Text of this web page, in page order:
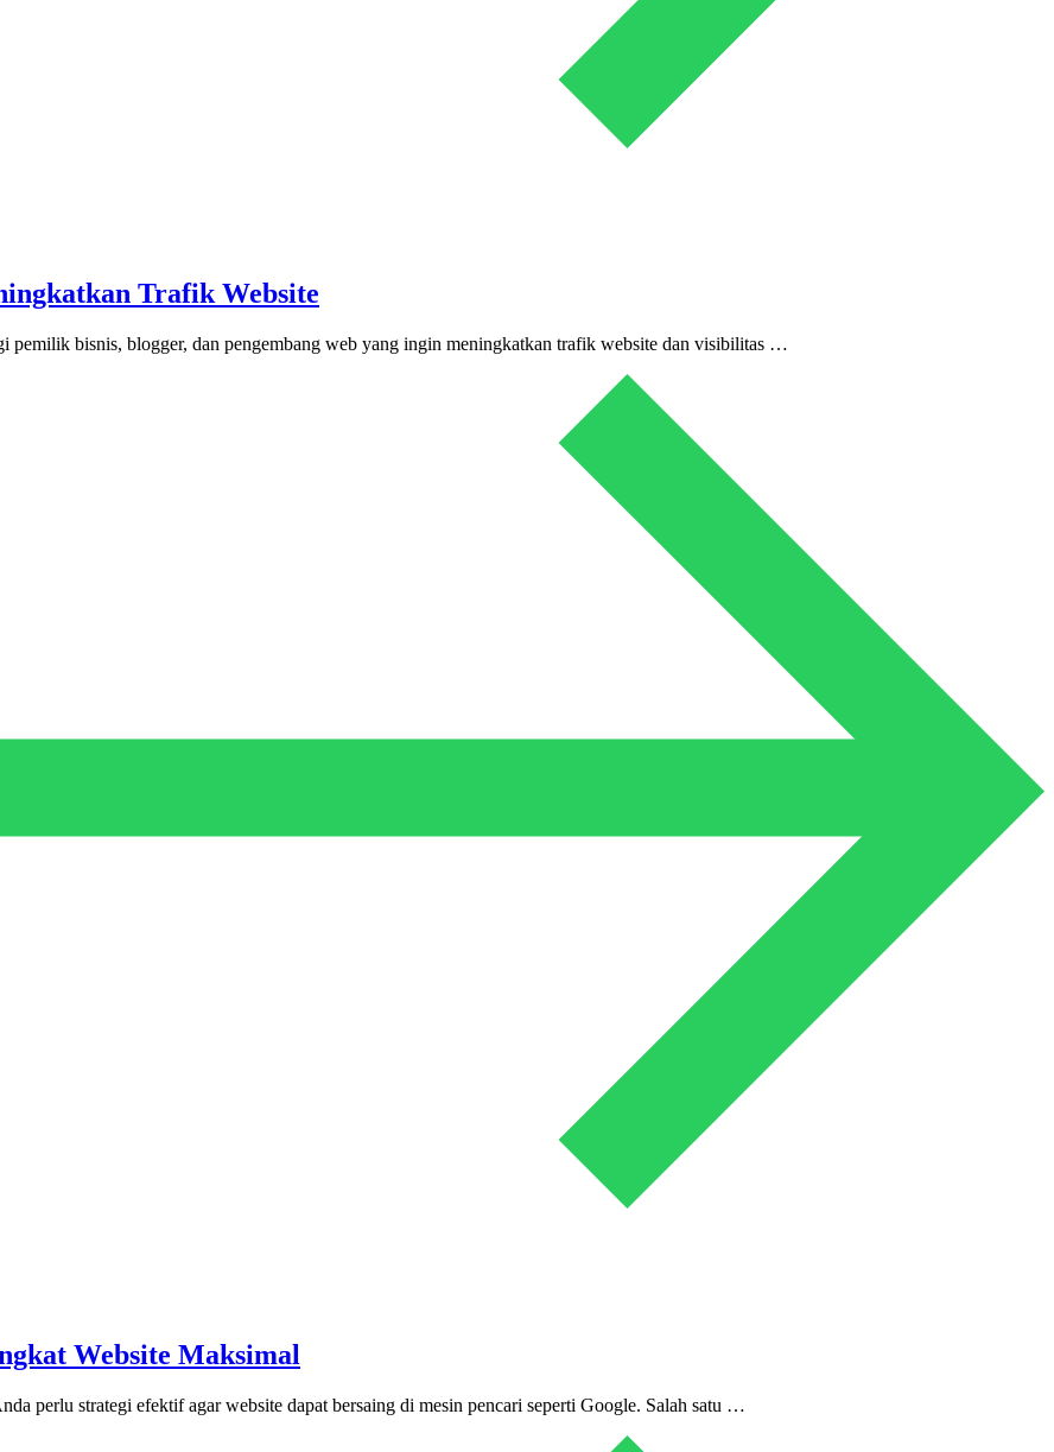
Trafik Website
bisnis, blogger, dan pengembang web yang ingin meningkatkan trafik website dan visibilitas …
Website Maksimal
perlu strategi efektif agar website dapat bersaing di mesin pencari seperti Google. Salah satu …